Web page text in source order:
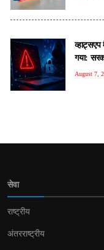
गया:
August 7,
सेवा
राष्ट्रीय
अंतरराष्ट्रीय